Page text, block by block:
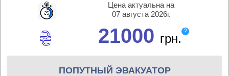
Цена актуальна на
07 августа 2026г.
21000 грн.
?
ПОПУТНЫЙ ЭВАКУАТОР